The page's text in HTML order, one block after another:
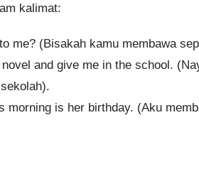
kalimat:
me? (Bisakah kamu membawa
and give me in the school.
morning is her birthday. (Aku